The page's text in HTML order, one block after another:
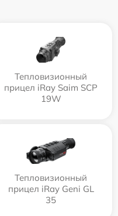
Тепловизионный
прицел iRay Saim SCP
19W
Тепловизионный
прицел iRay Geni GL
35